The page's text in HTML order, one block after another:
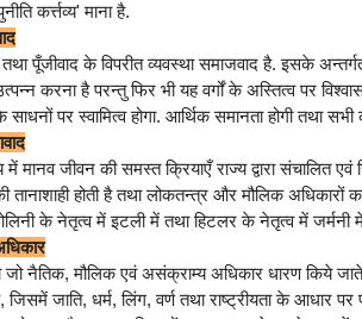
कर्त्तव्य' माना है.
तथा पूँजीवाद के विपरीत व्यवस्था समाजवाद है. इसके
करना है परन्तु फिर भी यह वर्गों के अस्तित्व पर
पर स्वामित्व होगा. आर्थिक समानता होगी तथा सभी
में मानव जीवन की समस्त क्रियाएँ राज्य द्वारा संचालित एवं
होती है तथा लोकतन्त्र और मौलिक अधिकारों
के नेतृत्व में इटली में तथा हिटलर के नेतृत्व में जर्मनी
जो नैतिक, मौलिक एवं असंक्राम्य अधिकार धारण किये
जिसमें जाति, धर्म, लिंग, वर्ण तथा राष्ट्रीयता के आधार